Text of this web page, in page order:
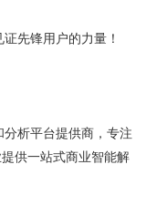
先锋用户的力量！
析平台提供商，专注
供一站式商业智能解